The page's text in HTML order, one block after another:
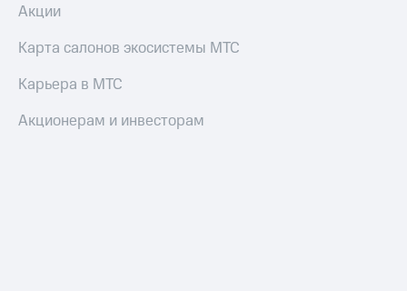
Акции
Карта салонов экосистемы МТС
Карьера в МТС
Акционерам и инвесторам